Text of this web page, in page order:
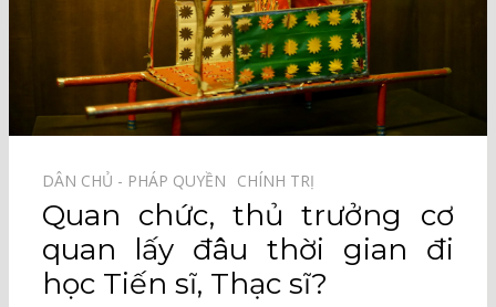
DÂN CHỦ - PHÁP QUYỀN⠀ CHÍNH TRỊ⠀
Quan chức, thủ trưởng cơ
quan lấy đâu thời gian đi
học Tiến sĩ, Thạc sĩ?